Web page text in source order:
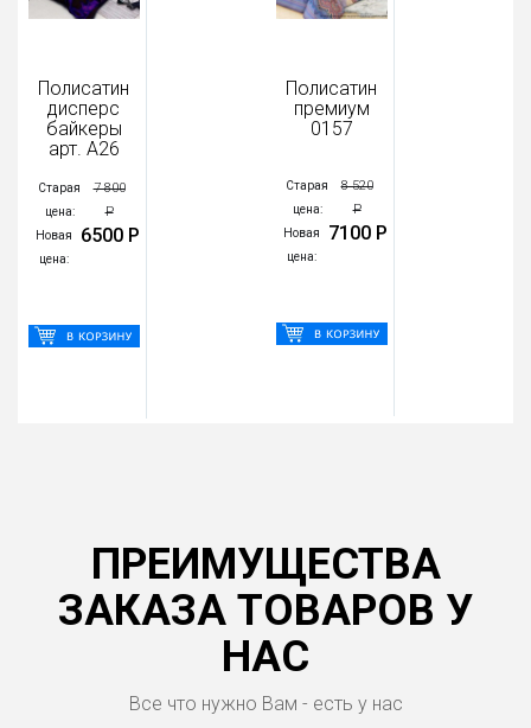
Полисатин
дисперс
байкеры
арт. А26
Старая
цена:
7 800
Новая
цена:
6500 Р
Полисатин
премиум
0157
Старая
цена:
8 520
Новая
цена:
7100 Р
ПРЕИМУЩЕСТВА
ЗАКАЗА ТОВАРОВ У
НАС
Все что нужно Вам - есть у нас